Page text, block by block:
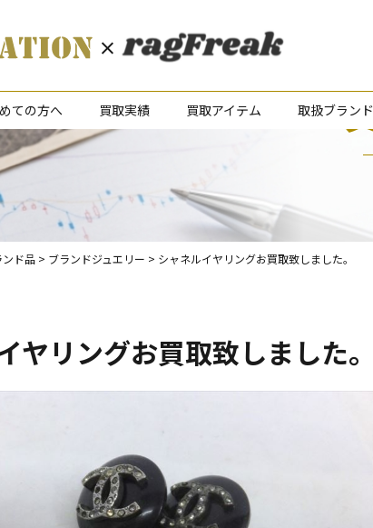
ての方へ 買取実績 買取アイテム 取扱ブランド
ンド品 > ブランドジュエリー > シャネルイヤリングお買取致しました。
ヤリングお買取致しました。